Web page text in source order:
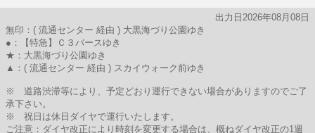
出力日2026年08月08日
無印：( 流通センター 経由 ) 大黒海づり公園ゆき
●：【特急】Ｃ３バースゆき
★：大黒海づり公園ゆき
▲：( 流通センター 経由 ) スカイウォーク前ゆき
※ 道路渋滞等により、予定どおり運行できない場合がありますのでご了
承下さい。
※ 祝日は休日ダイヤで運行いたします。
ご注意：ダイヤ改正により時刻を変更する場合は、概ねダイヤ改正の1週